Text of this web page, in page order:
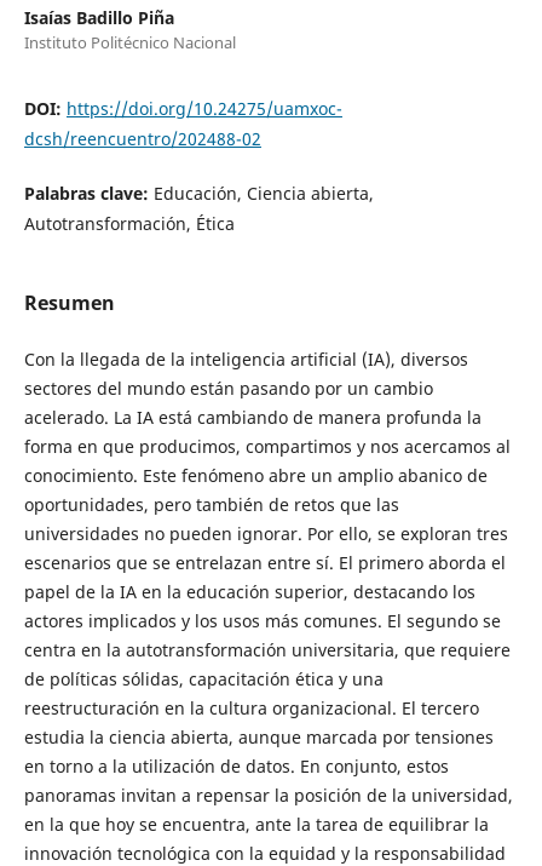
Isaías Badillo Piña
Instituto Politécnico Nacional
DOI: https://doi.org/10.24275/uamxoc-
dcsh/reencuentro/202488-02
Palabras clave: Educación, Ciencia abierta,
Autotransformación, Ética
Resumen
Con la llegada de la inteligencia artificial (IA), diversos
sectores del mundo están pasando por un cambio
acelerado. La IA está cambiando de manera profunda la
forma en que producimos, compartimos y nos acercamos al
conocimiento. Este fenómeno abre un amplio abanico de
oportunidades, pero también de retos que las
universidades no pueden ignorar. Por ello, se exploran tres
escenarios que se entrelazan entre sí. El primero aborda el
papel de la IA en la educación superior, destacando los
actores implicados y los usos más comunes. El segundo se
centra en la autotransformación universitaria, que requiere
de políticas sólidas, capacitación ética y una
reestructuración en la cultura organizacional. El tercero
estudia la ciencia abierta, aunque marcada por tensiones
en torno a la utilización de datos. En conjunto, estos
panoramas invitan a repensar la posición de la universidad,
en la que hoy se encuentra, ante la tarea de equilibrar la
innovación tecnológica con la equidad y la responsabilidad